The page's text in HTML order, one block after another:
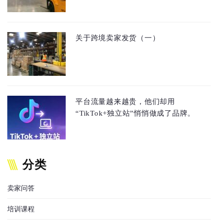
关于跨境卖家发货（一）
平台流量越来越贵，他们却用
“TikTok+独立站”悄悄做成了品牌。
分类
卖家问答
培训课程